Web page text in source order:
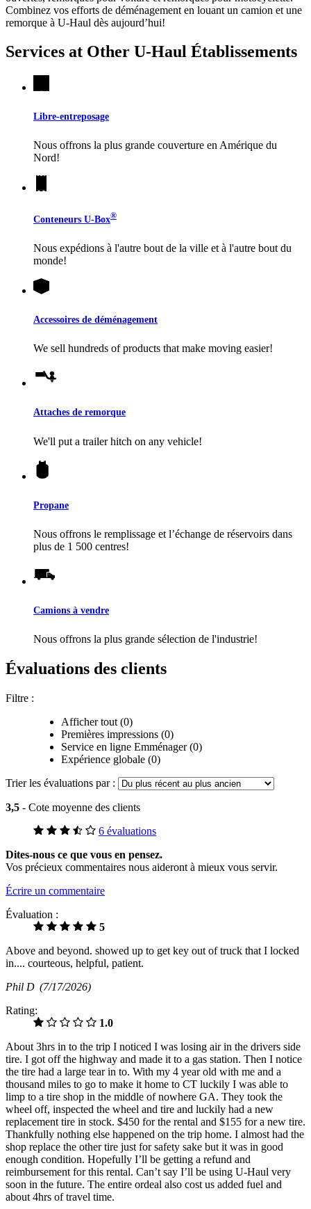
Combinez vos efforts de déménagement en louant un camion et une
remorque à U-Haul dès aujourd’hui!
Services at Other U-Haul Établissements
Libre-entreposage
Nous offrons la plus grande couverture en Amérique du
Nord!
Conteneurs U-Box®
Nous expédions à l'autre bout de la ville et à l'autre bout du
monde!
Accessoires de déménagement
We sell hundreds of products that make moving easier!
Attaches de remorque
We'll put a trailer hitch on any vehicle!
Propane
Nous offrons le remplissage et l’échange de réservoirs dans
plus de 1 500 centres!
Camions à vendre
Nous offrons la plus grande sélection de l'industrie!
Évaluations des clients
Filtre :
Afficher tout (0)
Premières impressions (0)
Service en ligne Emménager (0)
Expérience globale (0)
Trier les évaluations par :
3,5 - Cote moyenne des clients
6 évaluations
Dites-nous ce que vous en pensez.
Vos précieux commentaires nous aideront à mieux vous servir.
Écrire un commentaire
Évaluation :
5
Above and beyond. showed up to get key out of truck that I locked
in.... courteous, helpful, patient.
Phil D (7/17/2026)
Rating:
1.0
About 3hrs in to the trip I noticed I was losing air in the drivers side
tire. I got off the highway and made it to a gas station. Then I notice
the tire had a large tear in to. With my 4 year old with me and a
thousand miles to go to make it home to CT luckily I was able to
limp to a tire shop in the middle of nowhere GA. They took the
wheel off, inspected the wheel and tire and luckily had a new
replacement tire in stock. $450 for the rental and $155 for a new tire.
Thankfully nothing else happened on the trip home. I almost had the
shop replace the other tire just for safety sake but it was in good
enough condition. Hopefully I’ll be getting a refund and
reimbursement for this rental. Can’t say I’ll be using U-Haul very
soon in the future. The entire ordeal also cost us added fuel and
about 4hrs of travel time.